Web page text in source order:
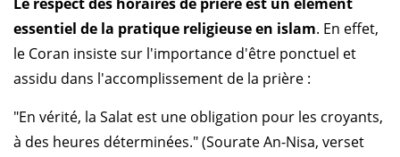
essentiel de la pratique religieuse en islam. En effet,
le Coran insiste sur l'importance d'être ponctuel et
assidu dans l'accomplissement de la prière :
"En vérité, la Salat est une obligation pour les croyants,
à des heures déterminées." (Sourate An-Nisa, verset